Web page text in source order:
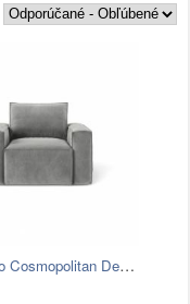
Sivé kreslo Cosmopolitan Design Florida